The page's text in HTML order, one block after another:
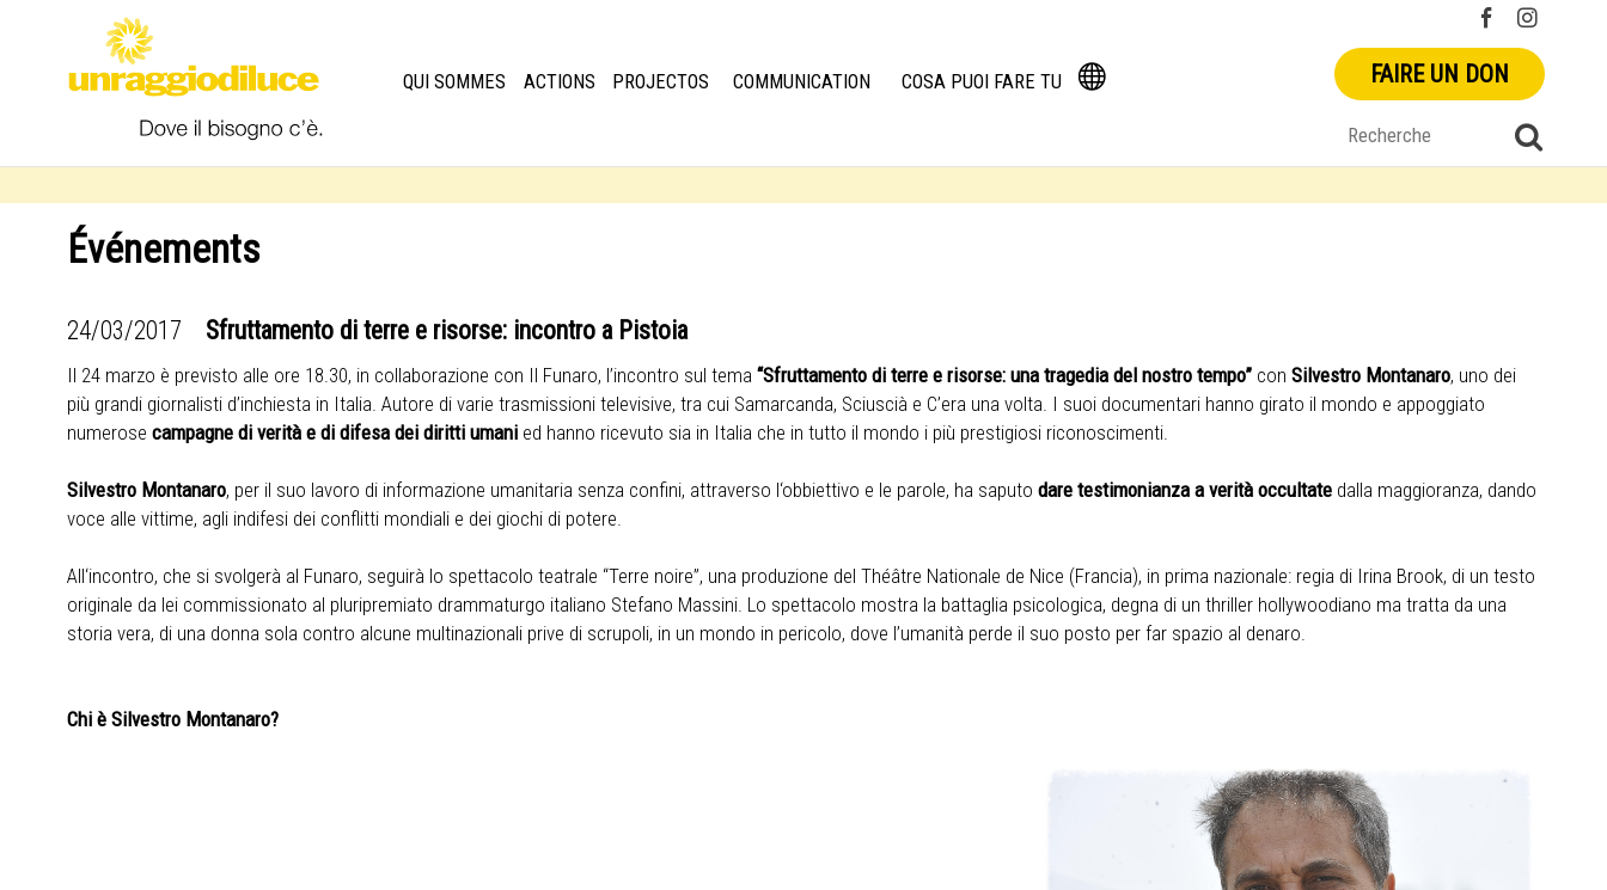
FAIRE UN DON
QUI SOMMES ACTIONS PROJECTOS COMMUNICATION COSA PUOI FARE TU
Événements
24/03/2017 Sfruttamento di terre e risorse: incontro a Pistoia
Il 24 marzo è previsto alle ore 18.30, in collaborazione con Il Funaro, l’incontro sul tema “Sfruttamento di terre e risorse: una tragedia del nostro tempo”con Silvestro Montanaro, uno dei
più grandi giornalisti d’inchiesta in Italia. Autore di varie trasmissioni televisive, tra cui Samarcanda, Sciuscià e C’era una volta. I suoi documentari hanno girato il mondo e appoggiato
numerose campagne di verità e di difesa dei diritti umani ed hanno ricevuto sia in Italia che in tutto il mondo i più prestigiosi riconoscimenti.
Silvestro Montanaro, per il suo lavoro di informazione umanitaria senza confini, attraverso l‘obbiettivo e le parole, ha saputo dare testimonianza a verità occultatedalla maggioranza, dando
voce alle vittime, agli indifesi dei conflitti mondiali e dei giochi di potere.
All‘incontro, che si svolgerà al Funaro, seguirà lo spettacolo teatrale “Terre noire”, una produzione del Théâtre Nationale de Nice (Francia), in prima nazionale: regia di Irina Brook, di un testo
originale da lei commissionato al pluripremiato drammaturgo italiano Stefano Massini. Lo spettacolo mostra la battaglia psicologica, degna di un thriller hollywoodiano ma tratta da una
storia vera, di una donna sola contro alcune multinazionali prive di scrupoli, in un mondo in pericolo, dove l’umanità perde il suo posto per far spazio al denaro.
Chi è Silvestro Montanaro?